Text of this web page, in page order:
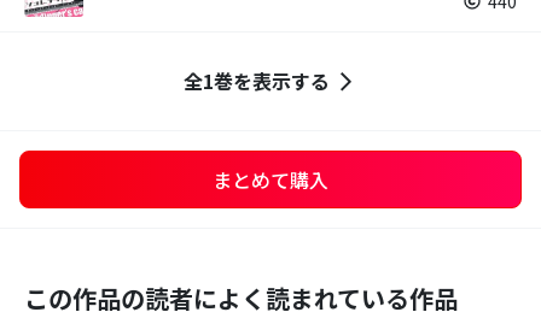
全1巻を表示する
まとめて購入
この作品の読者によく読まれている作品